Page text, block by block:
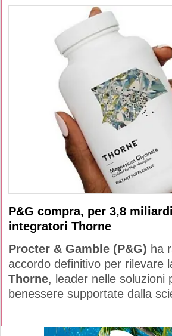
P&G compra, per 3,8
integratori Thorne
Procter & Gamble (P&G) ha
accordo definitivo per rilevare
Thorne, leader nelle soluzioni
benessere supportate dalla